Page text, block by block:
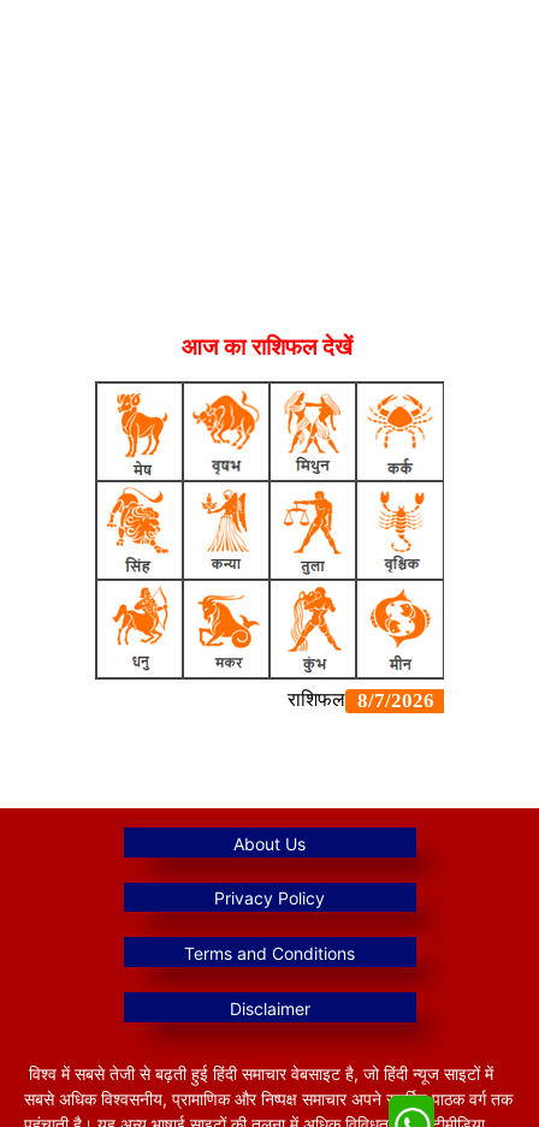
आज का राशिफल देखें
विश्व में सबसे तेजी से बढ़ती हुई हिंदी समाचार वेबसाइट है, जो हिंदी न्यूज साइटों में
सबसे अधिक विश्वसनीय, प्रामाणिक और निष्पक्ष समाचार अपने समर्पित पाठक वर्ग तक